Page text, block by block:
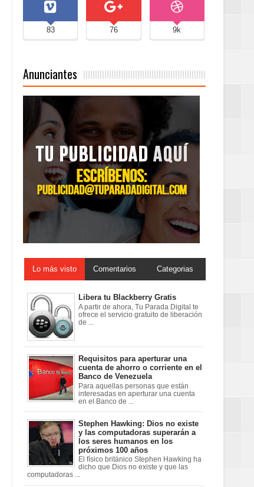
83 76 9k
Anunciantes
Lo más visto Comentarios Categorias
Libera tu Blackberry Gratis
A partir de ahora, Tu Parada Digital te
ofrece el servicio gratuito de liberación
de ...
Requisitos para aperturar una
cuenta de ahorro o corriente en el
Banco de Venezuela
Para aquellas personas que están
interesadas en aperturar una cuenta
en el Banco de ...
Stephen Hawking: Dios no existe
y las computadoras superarán a
los seres humanos en los
próximos 100 años
El físico británico Stephen Hawking ha
dicho que Dios no existe y que las
computadoras ...